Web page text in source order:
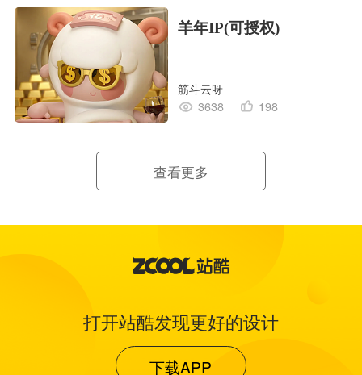
羊年IP(可授权)
筋斗云呀
3638
198
查看更多
打开站酷发现更好的设计
下载APP